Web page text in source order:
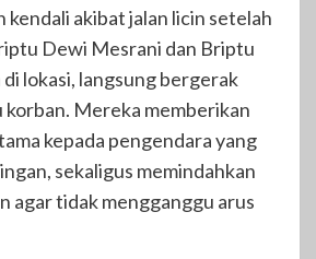
kendali akibat jalan licin setelah
Dewi Mesrani dan Briptu
di lokasi, langsung bergerak
Mereka memberikan
kepada pengendara yang
sekaligus memindahkan
agar tidak mengganggu arus